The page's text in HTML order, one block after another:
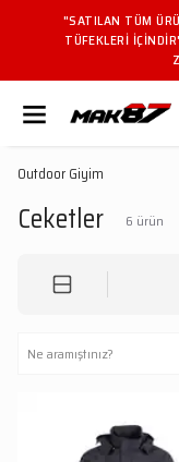
"SATILAN TÜM
TÜFEKLERI
Outdoor Giyim
Ceketler 6 ürün